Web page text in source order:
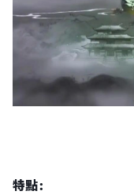
特點：